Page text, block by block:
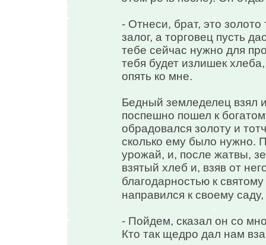
- Отнеси, брат, это
залог, а торговец пусть
тебе сейчас нужно для
тебя будет излишек
опять ко мне.
Бедный земледелец взял
поспешно пошел к
обрадовался золоту и
сколько ему было нужно.
урожай, и, после жатвы,
взятый хлеб и, взяв от
благодарностью к святому
направился к своему
- Пойдем, сказал он со
Кто так щедро дал нам